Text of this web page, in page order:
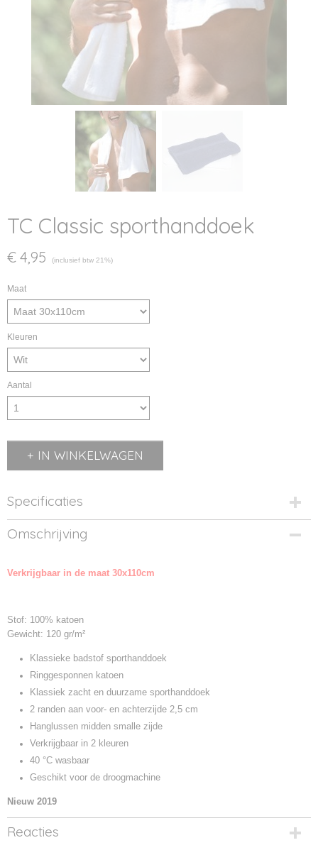
TC Classic sporthanddoek
€ 4,95 (inclusief btw 21%)
Maat
Kleuren
Aantal
IN WINKELWAGEN
Specificaties
Productcode
TC42-1
TC042
Omschrijving
Verkrijgbaar in de maat 30x110cm
Stof: 100% katoen
Gewicht: 120 gr/m²
Klassieke badstof sporthanddoek
Ringgesponnen katoen
Klassiek zacht en duurzame sporthanddoek
2 randen aan voor- en achterzijde 2,5 cm
Hanglussen midden smalle zijde
Verkrijgbaar in 2 kleuren
40 °C wasbaar
Geschikt voor de droogmachine
Nieuw 2019
Reacties